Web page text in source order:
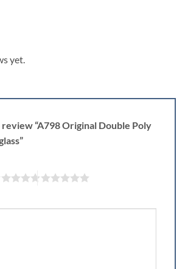
yet.
“A798 Original Double Poly